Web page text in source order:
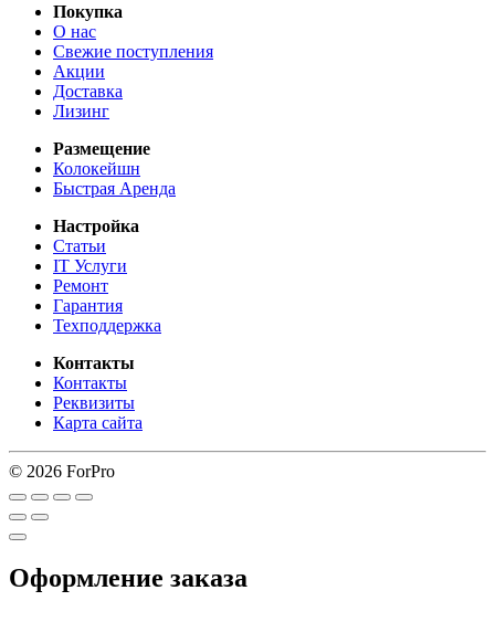
Покупка
О нас
Свежие поступления
Акции
Доставка
Лизинг
Размещение
Колокейшн
Быстрая Аренда
Настройка
Статьи
IT Услуги
Ремонт
Гарантия
Техподдержка
Контакты
Контакты
Реквизиты
Карта сайта
© 2026 ForPro
Оформление заказа